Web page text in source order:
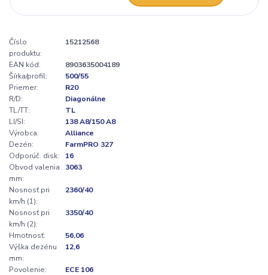
Číslo
produktu:
15212568
EAN kód:
8903635004189
Šírka/profil:
500/55
Priemer:
R20
R/D:
Diagonálne
TL/TT:
TL
LI/SI:
138 A8/150 A8
Výrobca:
Alliance
Dezén:
FarmPRO 327
Odporúč. disk:
16
Obvod valenia
mm:
3063
Nosnosť pri
km/h (1):
2360/40
Nosnosť pri
km/h (2):
3350/40
Hmotnosť:
56,06
Výška dezénu
mm:
12,6
Povolenie:
ECE 106